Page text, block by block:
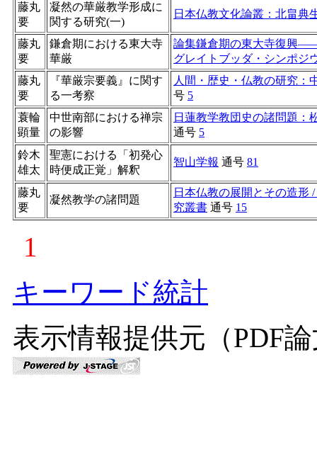
藤丸
要
凝然の華厳教学形成に
関する研究(一)
日本仏教文化論叢：北畠典
藤丸
要
鎌倉期における東大寺
華厳
論集鎌倉期の東大寺復興
グレイトブッダ・シンポジ
藤丸
要
『華厳宗要義』に関す
る一考察
人間・歴史・仏教の研究：
号 5
蓑輪
顕量
中世南部における禅宗
の影響
日蓮教学教団史の諸問題：
通号 5
鈴木
雄太
聖憲における「初発心
時便成正覚」解釈
智山学報 通号 81
藤丸
要
凝然教学の諸問題
日本仏教の展開とその造形
究叢書 通号 15
1
キーワード統計
表示情報提供元（PDF